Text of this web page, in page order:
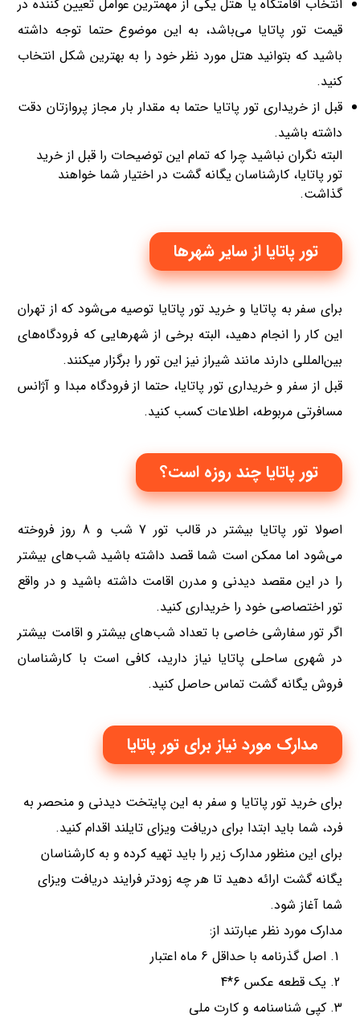
انتخاب اقامتگاه یا هتل یکی از مهمترین عوامل تعیین کننده در
قیمت تور پاتایا می‌باشد، به این موضوع حتما توجه داشته
باشید که بتوانید هتل مورد نظر خود را به بهترین شکل انتخاب
کنید.
قبل از خریداری تور پاتایا حتما به مقدار بار مجاز پروازتان دقت
داشته باشید.
البته نگران نباشید چرا که تمام این توضیحات را قبل از خرید
تور پاتایا، کارشناسان یگانه گشت در اختیار شما خواهند
گذاشت.
تور پاتایا از سایر شهرها
برای سفر به پاتایا و خرید تور پاتایا توصیه می‌شود که از تهران
این کار را انجام دهید، البته برخی از شهرهایی که فرودگاه‌های
بین‌المللی دارند مانند شیراز نیز این تور را برگزار میکنند.
قبل از سفر و خریداری تور پاتایا، حتما از فرودگاه مبدا و آژانس
مسافرتی مربوطه، اطلاعات کسب کنید.
تور پاتایا چند روزه است؟
اصولا تور پاتایا بیشتر در قالب تور 7 شب و 8 روز فروخته
می‌شود اما ممکن است شما قصد داشته باشید شب‌های بیشتر
را در این مقصد دیدنی و مدرن اقامت داشته باشید و در واقع
تور اختصاصی خود را خریداری کنید.
اگر تور سفارشی خاصی با تعداد شب‌های بیشتر و اقامت بیشتر
در شهری ساحلی پاتایا نیاز دارید، کافی است با کارشناسان
فروش یگانه گشت تماس حاصل کنید.
مدارک مورد نیاز برای تور پاتایا
برای خرید تور پاتایا و سفر به این پایتخت دیدنی و منحصر به
فرد، شما باید ابتدا برای دریافت ویزای تایلند اقدام کنید.
برای این منظور مدارک زیر را باید تهیه کرده و به کارشناسان
یگانه گشت ارائه دهید تا هر چه زودتر فرایند دریافت ویزای
شما آغاز شود.
مدارک مورد نظر عبارتند از:
اصل گذرنامه با حداقل 6 ماه اعتبار
یک قطعه عکس 6*4
کپی شناسنامه و کارت ملی